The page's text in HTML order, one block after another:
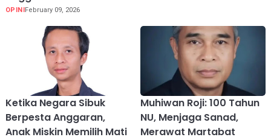
OPINIFebruary 09, 2026
Ketika Negara Sibuk
Berpesta Anggaran,
Anak Miskin Memilih Mati
Muhiwan Roji: 100 Tahun
NU, Menjaga Sanad,
Merawat Martabat